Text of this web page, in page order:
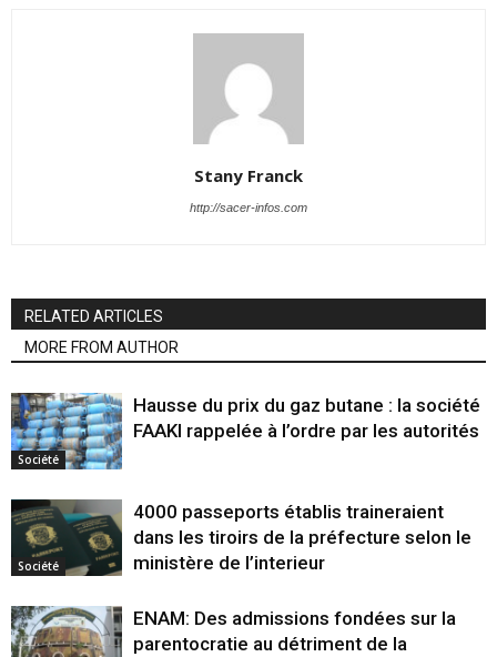
Stany Franck
http://sacer-infos.com
RELATED ARTICLES
MORE FROM AUTHOR
Société
Hausse du prix du gaz butane : la société
FAAKI rappelée à l’ordre par les autorités
Société
4000 passeports établis traineraient
dans les tiroirs de la préfecture selon le
ministère de l’interieur
ENAM: Des admissions fondées sur la
parentocratie au détriment de la